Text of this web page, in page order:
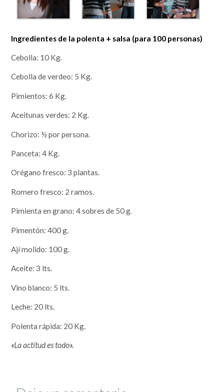
Ingredientes de la polenta + salsa (para 100 personas)
Cebolla: 10 Kg.
Cebolla de verdeo: 5 Kg.
Pimientos: 6 Kg.
Aceitunas verdes: 2 Kg.
Chorizo: ½ por persona.
Panceta: 4 Kg.
Orégano fresco: 3 plantas.
Romero fresco: 2 ramos.
Pimienta en grano: 4 sobres de 50 g.
Pimentón: 400 g.
Ají molido: 100 g.
Aceite: 3 lts.
Vino blanco: 5 lts.
Leche: 20 lts.
Polenta rápida: 20 Kg.
«La actitud es todo».